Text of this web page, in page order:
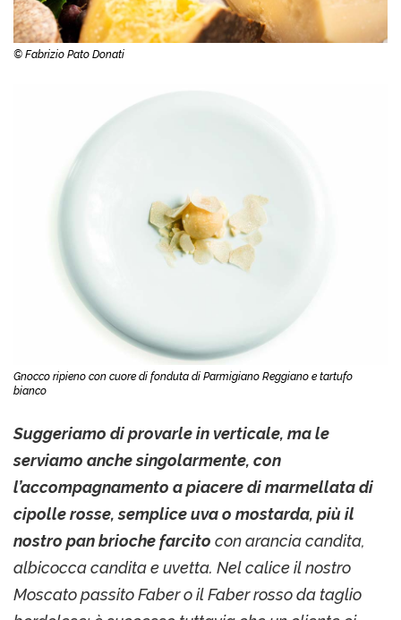
© Fabrizio Pato Donati
Gnocco ripieno con cuore di fonduta di Parmigiano Reggiano e tartufo
bianco
Suggeriamo di provarle in verticale, ma le
serviamo anche singolarmente, con
l’accompagnamento a piacere di marmellata di
cipolle rosse, semplice uva o mostarda, più il
nostro pan brioche farcito con arancia candita,
albicocca candita e uvetta. Nel calice il nostro
Moscato passito Faber o il Faber rosso da taglio